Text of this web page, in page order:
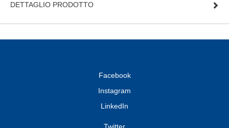
DETTAGLIO PRODOTTO
Facebook
Instagram
LinkedIn